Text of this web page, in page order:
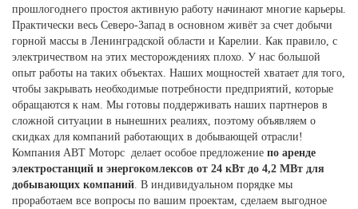
прошлогоднего простоя активную работу начинают многие карьеры.
Практически весь Северо-Запад в основном живёт за счет добычи
горной массы в Ленинградской области и Карелии. Как правило, с
электричеством на этих месторождениях плохо. У нас большой
опыт работы на таких объектах. Наших мощностей хватает для того,
чтобы закрывать необходимые потребности предприятий, которые
обращаются к нам. Мы готовы поддерживать наших партнеров в
сложной ситуации в нынешних реалиях, поэтому объявляем о
скидках для компаний работающих в добывающей отрасли!
Компания АВТ Моторс делает особое предложение по аренде
электростанций и энергокомлексов от 24 кВт до 4,2 МВт для
добывающих компаний . В индивидуальном порядке мы
проработаем все вопросы по вашим проектам, сделаем выгодное